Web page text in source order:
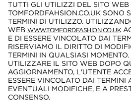
TUTTI GLI UTILIZZI DEL SITO WEB
TOMFORDFAHSION.CO.UK SONO
TERMINI DI UTILIZZO.
WEB WWW.TOMFORDFASHION.CO.UK
E DI ESSERE VINCOLATO DAI
RISERVIAMO IL DIRITTO DI
TERMINI IN QUALSIASI
UTILIZZARE IL SITO WEB DOPO
AGGIORNAMENTO, L'UTENTE
ESSERE VINCOLATO DAI TERMINI
EVENTUALI MODIFICHE, E A
CONSENSO.